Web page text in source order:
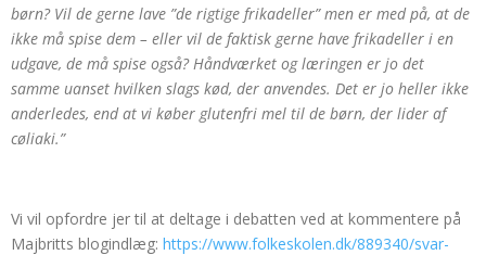
børn? Vil de gerne lave ”de rigtige frikadeller” men er med på, at de
ikke må spise dem – eller vil de faktisk gerne have frikadeller i en
udgave, de må spise også? Håndværket og læringen er jo det
samme uanset hvilken slags kød, der anvendes. Det er jo heller ikke
anderledes, end at vi køber glutenfri mel til de børn, der lider af
cøliaki.”
Vi vil opfordre jer til at deltage i debatten ved at kommentere på
Majbritts blogindlæg: https://www.folkeskolen.dk/889340/svar-